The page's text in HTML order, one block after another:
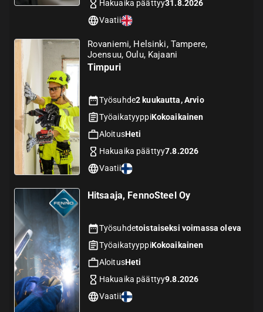
Hakuaika päättyy31.8.2026
Vaatii
Rovaniemi, Helsinki, Tampere,
Joensuu, Oulu, Kajaani
Timpuri
Työsuhde2 kuukautta, Arvio
TyöaikatyyppiKokoaikainen
AloitusHeti
Hakuaika päättyy7.8.2026
Vaatii
Hitsaaja, FennoSteel Oy
Työsuhdetoistaiseksi voimassa oleva
TyöaikatyyppiKokoaikainen
AloitusHeti
Hakuaika päättyy9.8.2026
Vaatii